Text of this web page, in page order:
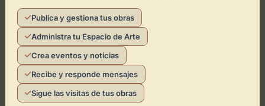
Toca el mapa para interactuar
Activar Mapa
Publica y gestiona tus obras
Administra tu Espacio de Arte
Crea eventos y noticias
Recibe y responde mensajes
Sigue las visitas de tus obras